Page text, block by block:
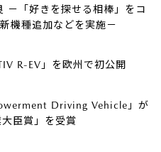
－「好きを探せる相棒」をコ
機種追加などを実施－
R-EV」を欧州で初公開
Driving Vehicle」が
臣賞」を受賞